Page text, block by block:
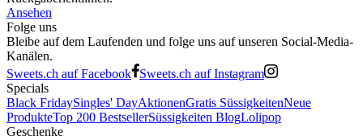
Ansehen
Folge uns
Bleibe auf dem Laufenden und folge uns auf unseren Social-Media-
Kanälen.
Sweets.ch auf Facebook
Sweets.ch auf Instagram
Specials
Black FridaySingles' DayAktionenGratis SüssigkeitenNeue
ProdukteTop 200 BestsellerSüssigkeiten BlogLolipop
Geschenke